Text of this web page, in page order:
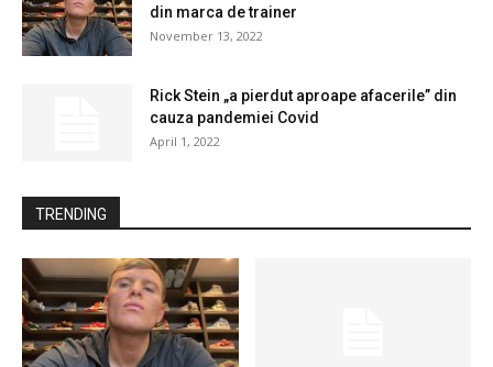
din marca de trainer
November 13, 2022
Rick Stein „a pierdut aproape afacerile” din
cauza pandemiei Covid
April 1, 2022
TRENDING